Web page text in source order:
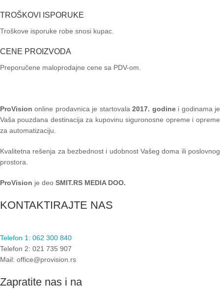
TROŠKOVI ISPORUKE
Troškove isporuke robe snosi kupac.
CENE PROIZVODA
Preporučene maloprodajne cene sa PDV-om.
ProVision online prodavnica je startovala2017. godinei godinama je
Vaša pouzdana destinacija za kupovinu siguronosne opreme i opreme
za automatizaciju.
Kvalitetna rešenja za bezbednost i udobnost Vašeg doma ili poslovnog
prostora.
ProVision je deo SMIT.RS MEDIA DOO.
KONTAKTIRAJTE NAS
Telefon 1: 062 300 840
Telefon 2: 021 735 907
Mail: office@provision.rs
Zapratite nas i na